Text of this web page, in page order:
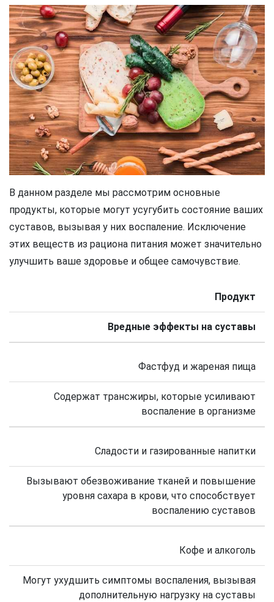
В данном разделе мы рассмотрим основные
продукты, которые могут усугубить состояние ваших
суставов, вызывая у них воспаление. Исключение
этих веществ из рациона питания может значительно
улучшить ваше здоровье и общее самочувствие.
Продукт
Вредные эффекты на суставы
Фастфуд и жареная пища
Содержат трансжиры, которые усиливают
воспаление в организме
Сладости и газированные напитки
Вызывают обезвоживание тканей и повышение
уровня сахара в крови, что способствует
воспалению суставов
Кофе и алкоголь
Могут ухудшить симптомы воспаления, вызывая
дополнительную нагрузку на суставы